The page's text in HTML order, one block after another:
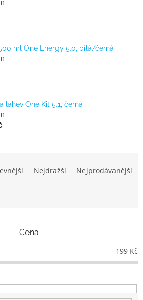
500 ml One Energy 5.0, bílá/černá
lahev One Kit 5.1, černá
Nejdražší Nejprodávanější
Cena
199 Kč